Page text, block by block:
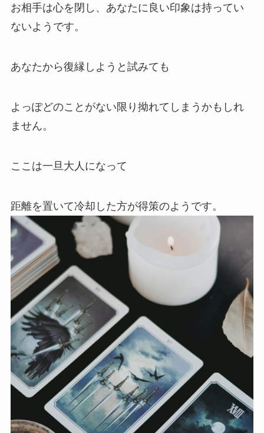
お相手は心を閉し、あなたに良い印象は持ってい
ないようです。
あなたから復縁しようと試みても
よっぽどのことがない限り拗れてしまうかもしれ
ません。
ここは一旦大人になって
距離を置いて冷却した方が得策のようです。